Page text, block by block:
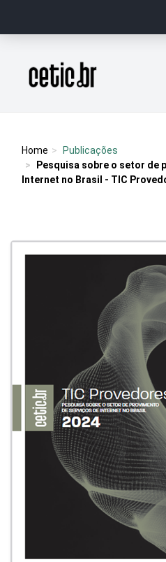
Página inicial
Home
Publicações
Pesquisa sobre o setor de
Internet no Brasil - TIC